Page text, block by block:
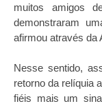
muitos amigos
demonstraram
afirmou através da
Nesse sentido,
retorno da relíquia
fiéis mais um